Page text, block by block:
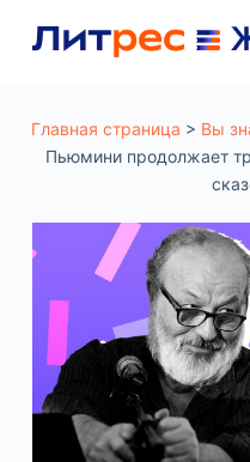
П
е
и
к
Главная страница > Вы
Пьюмини продолжает